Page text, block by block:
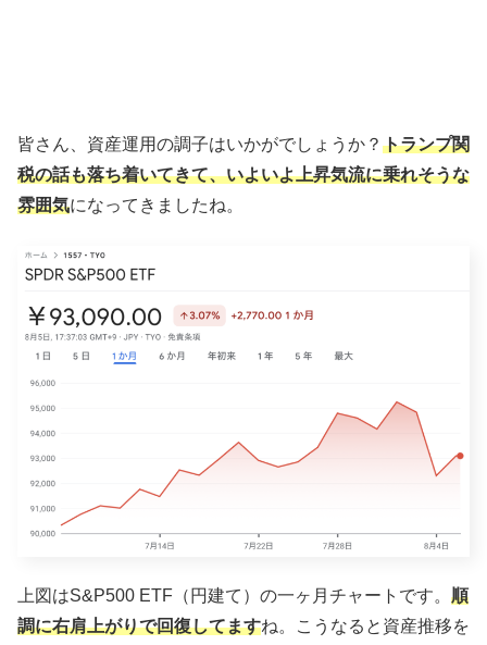
皆さん、資産運用の調子はいかがでしょうか？ トランプ関
税の話も落ち着いてきて、いよいよ上昇気流に乗れそうな
雰囲気になってきましたね。
上図はS&P500 ETF（円建て）の一ヶ月チャートです。 順
調に右肩上がりで回復してますね。こうなると資産推移を